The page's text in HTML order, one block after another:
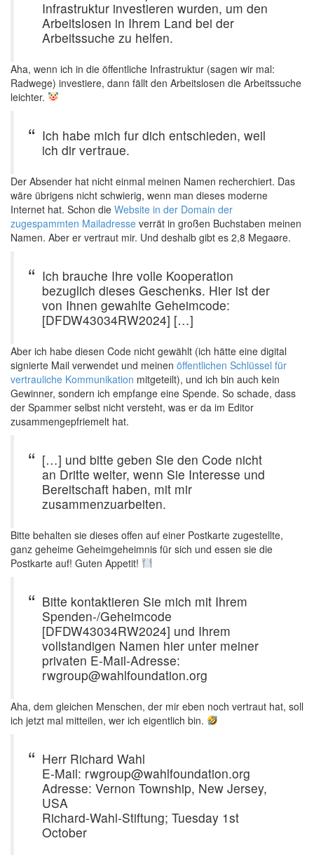
Infrastruktur investieren wurden, um den
Arbeitslosen in Ihrem Land bei der
Arbeitssuche zu helfen.
Aha, wenn ich in die öffentliche Infrastruktur (sagen wir mal:
Radwege) investiere, dann fällt den Arbeitslosen die Arbeitssuche
leichter.
Ich habe mich fur dich entschieden, weil
ich dir vertraue.
Der Absender hat nicht einmal meinen Namen recherchiert. Das
wäre übrigens nicht schwierig, wenn man dieses moderne
Internet hat. Schon die Website in der Domain der
zugespammten Mailadresse verrät in großen Buchstaben meinen
Namen. Aber er vertraut mir. Und deshalb gibt es 2,8 Megaøre.
Ich brauche Ihre volle Kooperation
bezuglich dieses Geschenks. Hier ist der
von Ihnen gewahlte Geheimcode:
[DFDW43034RW2024] […]
Aber ich habe diesen Code nicht gewählt (ich hätte eine digital
signierte Mail verwendet und meinen öffentlichen Schlüssel für
vertrauliche Kommunikation mitgeteilt), und ich bin auch kein
Gewinner, sondern ich empfange eine Spende. So schade, dass
der Spammer selbst nicht versteht, was er da im Editor
zusammengepfriemelt hat.
[…] und bitte geben Sie den Code nicht
an Dritte weiter, wenn Sie Interesse und
Bereitschaft haben, mit mir
zusammenzuarbeiten.
Bitte behalten sie dieses offen auf einer Postkarte zugestellte,
ganz geheime Geheimgeheimnis für sich und essen sie die
Postkarte auf! Guten Appetit!
Bitte kontaktieren Sie mich mit Ihrem
Spenden-/Geheimcode
[DFDW43034RW2024] und Ihrem
vollstandigen Namen hier unter meiner
privaten E-Mail-Adresse:
rwgroup@wahlfoundation.org
Aha, dem gleichen Menschen, der mir eben noch vertraut hat, soll
ich jetzt mal mitteilen, wer ich eigentlich bin.
Herr Richard Wahl
E-Mail: rwgroup@wahlfoundation.org
Adresse: Vernon Township, New Jersey,
USA
Richard-Wahl-Stiftung; Tuesday 1st
October